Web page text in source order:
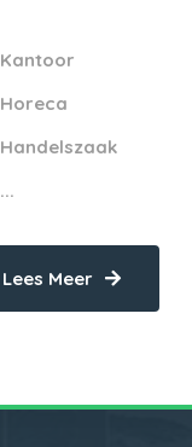
Kantoor
Horeca
Handelszaak
...
Lees Meer